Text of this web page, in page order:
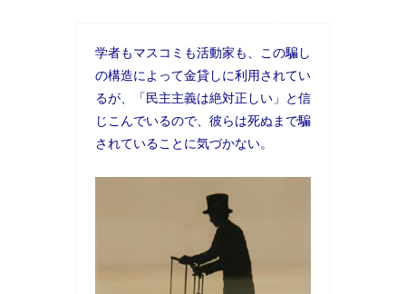
学者もマスコミも活動家も、この騙し
の構造によって金貸しに利用されてい
るが、「民主主義は絶対正しい」と信
じこんでいるので、彼らは死ぬまで騙
されていることに気づかない。